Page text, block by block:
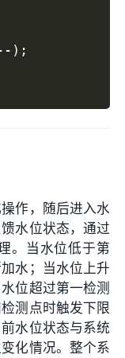
) ;
作，随后进入水
水位状态，通过
。当水位低于第
水；当水位上升
位超过第一检测
测点时触发下限
水位状态与系统
化情况。整个系